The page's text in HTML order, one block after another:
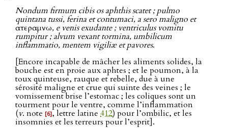
Nondum firmum cibis os aphthis scatet ; pulmo
quintana tussi, ferina et contumaci, a sero maligno et
ατεραμνω, e venis exudante ; ventriculus vomitu
rumpitur ; alvum vexant tormina, umbilicum
inflammatio, mentem vigiliæ et pavores.
[Encore incapable de mâcher les aliments solides, la
bouche est en proie aux aphtes ; et le poumon, à la
toux quinteuse, rauque et rebelle, due à une
sérosité maligne et crue qui suinte des veines ; le
vomissement brise l’estomac ; les coliques sont un
tourment pour le ventre, comme l’inflammation
(v. note [6], lettre latine 412) pour l’ombilic, et les
insomnies et les terreurs pour l’esprit].